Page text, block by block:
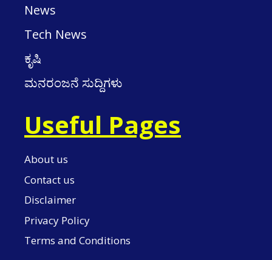
News
Tech News
ಕೃಷಿ
ಮನರಂಜನೆ ಸುದ್ದಿಗಳು
Useful Pages
About us
Contact us
Disclaimer
Privacy Policy
Terms and Conditions